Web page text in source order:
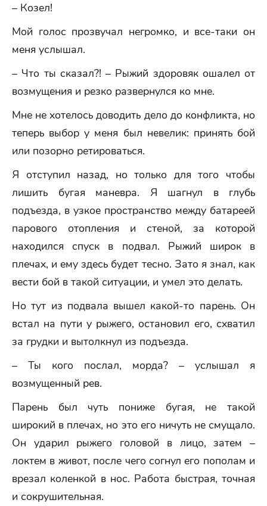
– Козел!
Мой голос прозвучал негромко, и все-таки он
меня услышал.
– Что ты сказал?! – Рыжий здоровяк ошалел от
возмущения и резко развернулся ко мне.
Мне не хотелось доводить дело до конфликта, но
теперь выбор у меня был невелик: принять бой
или позорно ретироваться.
Я отступил назад, но только для того чтобы
лишить бугая маневра. Я шагнул в глубь
подъезда, в узкое пространство между батареей
парового отопления и стеной, за которой
находился спуск в подвал. Рыжий широк в
плечах, и ему здесь будет тесно. Зато я знал, как
вести бой в такой ситуации, и умел это делать.
Но тут из подвала вышел какой-то парень. Он
встал на пути у рыжего, остановил его, схватил
за грудки и вытолкнул из подъезда.
– Ты кого послал, морда? – услышал я
возмущенный рев.
Парень был чуть пониже бугая, не такой
широкий в плечах, но это его ничуть не смущало.
Он ударил рыжего головой в лицо, затем –
локтем в живот, после чего согнул его пополам и
врезал коленкой в нос. Работа быстрая, точная
и сокрушительная.